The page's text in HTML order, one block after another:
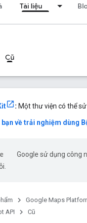
Tài liệu
Cũ
: Một thư viện có thể
bạn về trải nghiệm dùng
Google sử dụng công
Google Maps
API
Cũ